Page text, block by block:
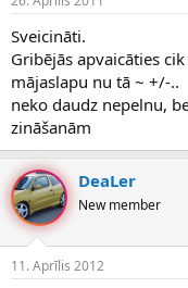
n
u
z
s
ā
c
ē
j
s
a
m
s
Sveicināti.
Gribējās apvaicāties
mājaslapu nu tā ~ +/-..
neko daudz nepelnu,
zināšanām
DeaLer
New member
11. Aprīlis 2012